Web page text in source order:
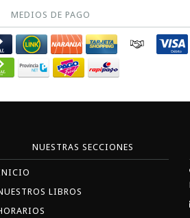
MEDIOS DE PAGO
NUESTRAS SECCIONES
LIBROS